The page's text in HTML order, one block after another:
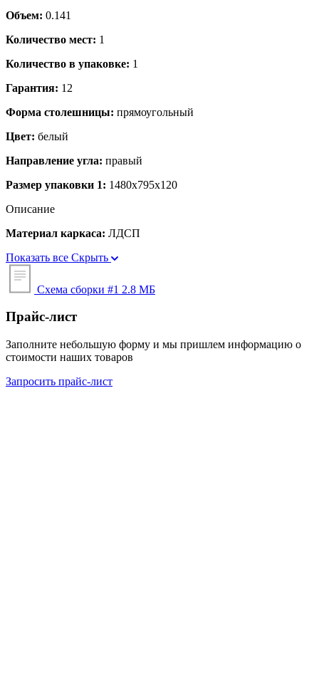
Объем: 0.141
Количество мест: 1
Количество в упаковке: 1
Гарантия: 12
Форма столешницы: прямоугольный
Цвет: белый
Направление угла: правый
Размер упаковки 1: 1480x795x120
Описание
Материал каркаса: ЛДСП
Показать все Скрыть
Схема сборки #1 2.8 МБ
Прайс-лист
Заполните небольшую форму и мы пришлем информацию о
стоимости наших товаров
Запросить прайс-лист